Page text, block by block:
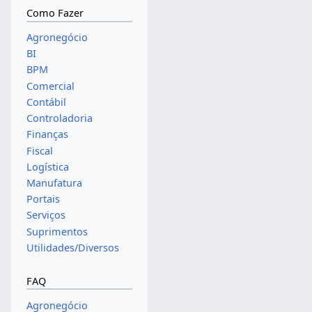
Como Fazer
Agronegócio
BI
BPM
Comercial
Contábil
Controladoria
Finanças
Fiscal
Logística
Manufatura
Portais
Serviços
Suprimentos
Utilidades/Diversos
FAQ
Agronegócio